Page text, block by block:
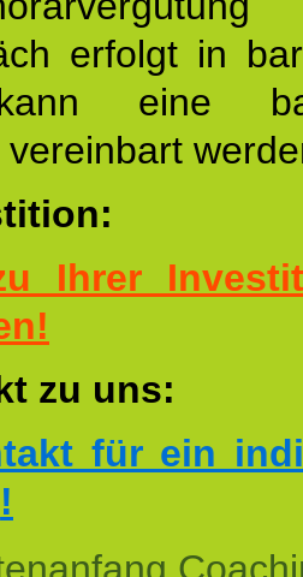
erfolgt in
eine
Ihrer
zu uns:
für ein